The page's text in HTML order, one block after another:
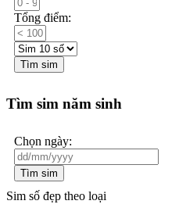
Tổng điểm:
Tìm sim
Tìm sim năm sinh
Chọn ngày:
Tìm sim
Sim số đẹp theo loại